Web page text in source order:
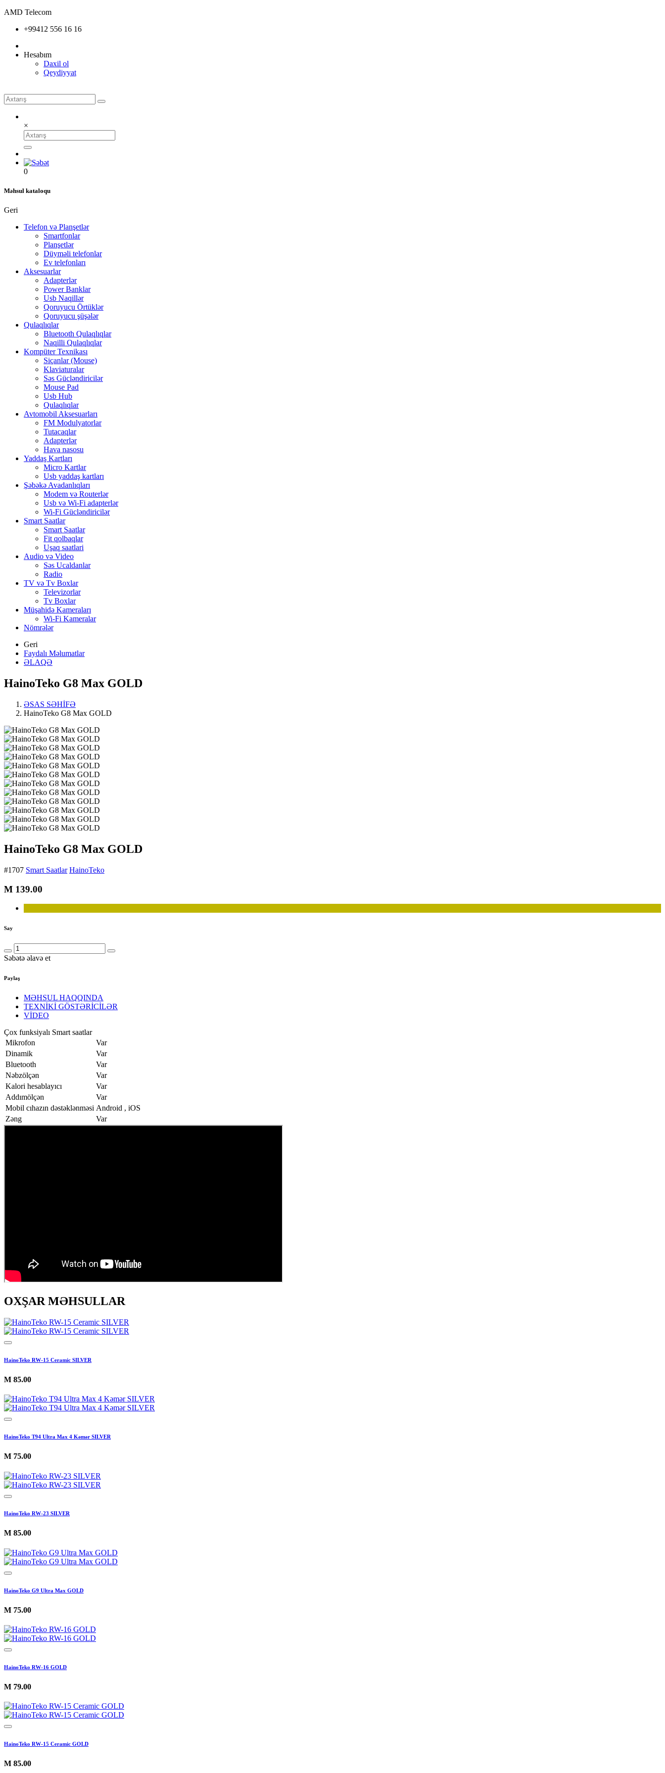
AMD Telecom
+99412 556 16 16
Hesabım
Daxil ol
Qeydiyyat
×
0
Məhsul kataloqu
Geri
Telefon və Planşetlər
Smartfonlar
Planşetlər
Düyməli telefonlar
Ev telefonları
Aksesuarlar
Adapterlər
Power Banklar
Usb Naqillər
Qoruyucu Örtüklər
Qoruyucu şüşələr
Qulaqlıqlar
Bluetooth Qulaqlıqlar
Naqilli Qulaqlıqlar
Kompüter Texnikası
Siçanlar (Mouse)
Klaviaturalar
Səs Gücləndiricilər
Mouse Pad
Usb Hub
Qulaqlıqlar
Avtomobil Aksesuarları
FM Modulyatorlar
Tutacaqlar
Adapterlər
Hava nasosu
Yaddaş Kartları
Micro Kartlar
Usb yaddaş kartları
Şəbəkə Avadanlıqları
Modem və Routerlər
Usb və Wi-Fi adapterlər
Wi-Fi Gücləndiricilər
Smart Saatlar
Smart Saatlar
Fit qolbaqlar
Uşaq saatlari
Audio və Video
Səs Ucaldanlar
Radio
TV və Tv Boxlar
Televizorlar
Tv Boxlar
Müşahidə Kameraları
Wi-Fi Kameralar
Nömrələr
Geri
Faydalı Məlumatlar
ƏLAQƏ
HainoTeko G8 Max GOLD
ƏSAS SƏHİFƏ
HainoTeko G8 Max GOLD
HainoTeko G8 Max GOLD
#1707 Smart Saatlar HainoTeko
M 139.00
Say
Səbətə əlavə et
Paylaş
MƏHSUL HAQQINDA
TEXNİKİ GÖSTƏRİCİLƏR
VİDEO
Çox funksiyalı Smart saatlar
Mikrofon
Var
Dinamik
Var
Bluetooth
Var
Nəbzölçən
Var
Kalori hesablayıcı
Var
Addımölçən
Var
Mobil cıhazın dəstəklənməsi Android , iOS
Zəng
Var
OXŞAR MƏHSULLAR
HainoTeko RW-15 Ceramic SILVER
M 85.00
HainoTeko T94 Ultra Max 4 Kəmər SILVER
M 75.00
HainoTeko RW-23 SILVER
M 85.00
HainoTeko G9 Ultra Max GOLD
M 75.00
HainoTeko RW-16 GOLD
M 79.00
HainoTeko RW-15 Ceramic GOLD
M 85.00